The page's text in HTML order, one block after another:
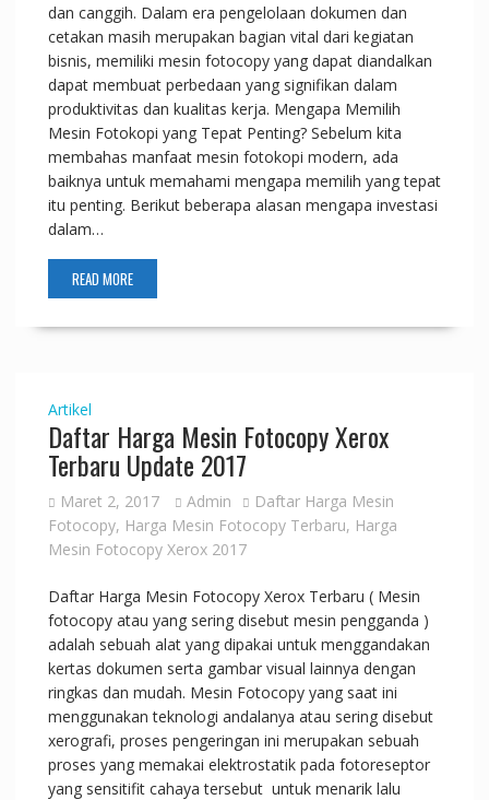
dan canggih. Dalam era pengelolaan dokumen dan
cetakan masih merupakan bagian vital dari kegiatan
bisnis, memiliki mesin fotocopy yang dapat diandalkan
dapat membuat perbedaan yang signifikan dalam
produktivitas dan kualitas kerja. Mengapa Memilih
Mesin Fotokopi yang Tepat Penting? Sebelum kita
membahas manfaat mesin fotokopi modern, ada
baiknya untuk memahami mengapa memilih yang tepat
itu penting. Berikut beberapa alasan mengapa investasi
dalam…
READ MORE
Artikel
Daftar Harga Mesin Fotocopy Xerox
Terbaru Update 2017
Maret 2, 2017 Admin
Daftar Harga Mesin
Fotocopy, Harga Mesin Fotocopy Terbaru, Harga
Mesin Fotocopy Xerox 2017
Daftar Harga Mesin Fotocopy Xerox Terbaru ( Mesin
fotocopy atau yang sering disebut mesin pengganda )
adalah sebuah alat yang dipakai untuk menggandakan
kertas dokumen serta gambar visual lainnya dengan
ringkas dan mudah. Mesin Fotocopy yang saat ini
menggunakan teknologi andalanya atau sering disebut
xerografi, proses pengeringan ini merupakan sebuah
proses yang memakai elektrostatik pada fotoreseptor
yang sensitifit cahaya tersebut untuk menarik lalu